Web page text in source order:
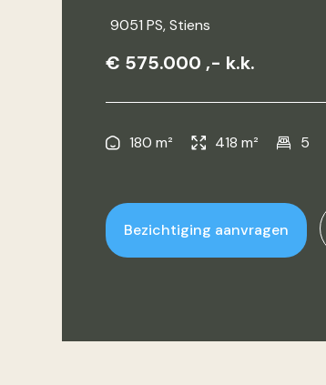
9051 PS, Stiens
€ 575.000 ,- k.k.
180 m² 418 m² 5
Bezichtiging aanvragen